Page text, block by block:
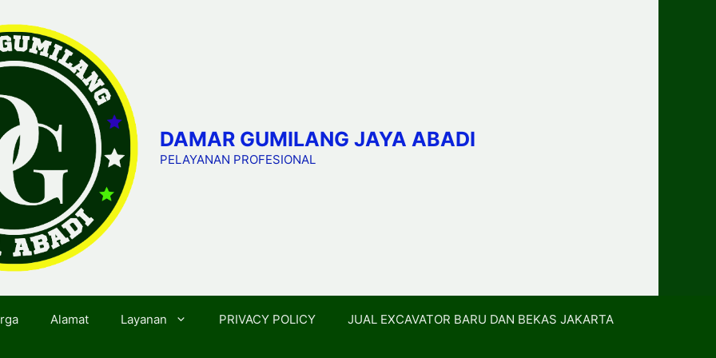
DAMAR GUMILANG JAYA ABADI
PELAYANAN PROFESIONAL
Alamat Layanan PRIVACY POLICY JUAL EXCAVATOR BARU DAN BEKAS JAKARTA